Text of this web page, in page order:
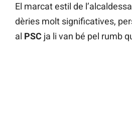
El marcat estil de
dèries molt significatives,
al PSC ja li van bé pel rumb